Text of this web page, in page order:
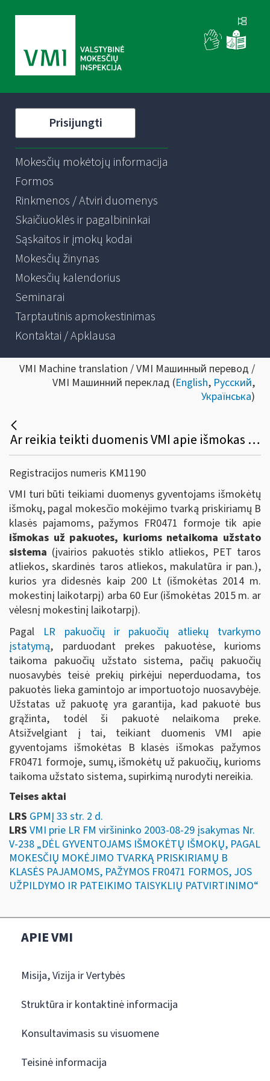
Prisijungti
Mokesčių mokėtojų informacija
Formos
Rinkmenos / Atviri duomenys
Skaičiuoklės ir pagalbininkai
Sąskaitos ir įmokų kodai
Mokesčių žinynas
Mokesčių kalendorius
Seminarai
Tarptautinis apmokestinimas
Kontaktai / Apklausa
VMI Machine translation / VMI Машинный перевод /
VMI Машинний переклад (English, Русский,
Українська)
Ar reikia teikti duomenis VMI apie išmokas už pakuotes gyventojams išmokėtų B klasės išmokų pažymoje (FR0471)?
Registracijos numeris KM1190
VMI turi būti teikiami duomenys gyventojams išmokėtų
išmokų, pagal mokesčio mokėjimo tvarką priskiriamų B
klasės pajamoms, pažymos FR0471 formoje tik apie
išmokas už pakuotes, kurioms netaikoma užstato
sistema (įvairios pakuotės stiklo atliekos, PET taros
atliekos, skardinės taros atliekos, makulatūra ir pan.),
kurios yra didesnės kaip 200 Lt (išmokėtas 2014 m.
mokestinį laikotarpį) arba 60 Eur (išmokėtas 2015 m. ar
vėlesnį mokestinį laikotarpį).
Pagal LR pakuočių ir pakuočių atliekų tvarkymo
įstatymą, parduodant prekes pakuotėse, kurioms
taikoma pakuočių užstato sistema, pačių pakuočių
nuosavybės teisė prekių pirkėjui neperduodama, tos
pakuotės lieka gamintojo ar importuotojo nuosavybėje.
Užstatas už pakuotę yra garantija, kad pakuotė bus
grąžinta, todėl ši pakuotė nelaikoma preke.
Atsižvelgiant į tai, teikiant duomenis VMI apie
gyventojams išmokėtas B klasės išmokas pažymos
FR0471 formoje, sumų, išmokėtų už pakuočių, kurioms
taikoma užstato sistema, supirkimą nurodyti nereikia.
Teises aktai
LRS GPMĮ 33 str. 2 d.
LRS VMI prie LR FM viršininko 2003-08-29 įsakymas Nr.
V-238 „DĖL GYVENTOJAMS IŠMOKĖTŲ IŠMOKŲ, PAGAL
MOKESČIŲ MOKĖJIMO TVARKĄ PRISKIRIAMŲ B
KLASĖS PAJAMOMS, PAŽYMOS FR0471 FORMOS, JOS
UŽPILDYMO IR PATEIKIMO TAISYKLIŲ PATVIRTINIMO“
APIE VMI
Misija, Vizija ir Vertybės
Struktūra ir kontaktinė informacija
Konsultavimasis su visuomene
Teisinė informacija